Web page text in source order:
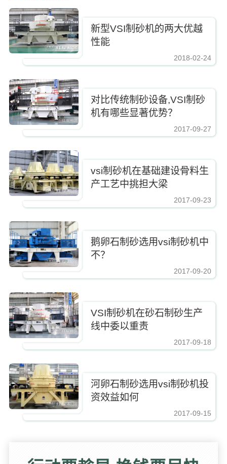
https://www.zhishaji.cn/Upload/Editor/image/20180224094526_87632.jpg,
新型VSI制砂机的两大优越
性能
2018-02-24
https://www.zhishaji.cn/Upload/Editor/image/
对比传统制砂设备,VSI制砂
机有哪些显著优势？
2017-09-27
https://www.zhishaji.cn/Upload/Editor/image/
vsi制砂机在基础建设骨料生
产工艺中挑担大梁
2017-09-23
https://www.zhishaji.cn/Upload/Editor/image/
鹅卵石制砂选用vsi制砂机中
不？
2017-09-20
https://www.zhishaji.cn/Upload/Editor/image/
VSI制砂机在砂石制砂生产
线中委以重责
2017-09-18
https://www.zhishaji.cn/Upload/Editor/image/
河卵石制砂选用vsi制砂机投
资效益如何
2017-09-15